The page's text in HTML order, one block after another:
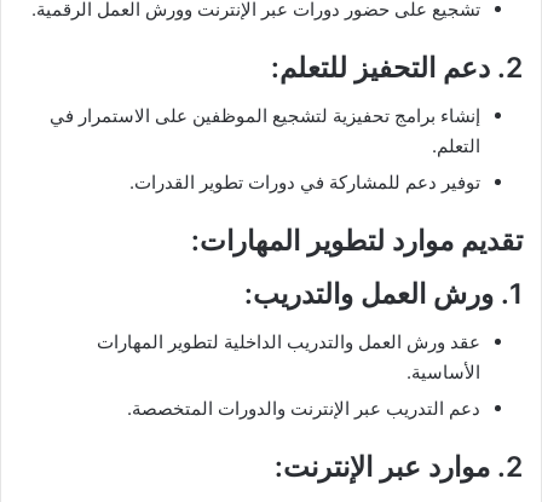
تشجيع على حضور دورات عبر الإنترنت وورش العمل الرقمية.
2. دعم التحفيز للتعلم:
إنشاء برامج تحفيزية لتشجيع الموظفين على الاستمرار في
التعلم.
توفير دعم للمشاركة في دورات تطوير القدرات.
تقديم موارد لتطوير المهارات:
1. ورش العمل والتدريب:
عقد ورش العمل والتدريب الداخلية لتطوير المهارات
الأساسية.
دعم التدريب عبر الإنترنت والدورات المتخصصة.
2. موارد عبر الإنترنت: